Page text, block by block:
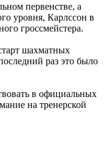
первенстве, а
уровня, Карлссон в
гроссмейстера.
шахматных
раз это было
в официальных
на тренерской